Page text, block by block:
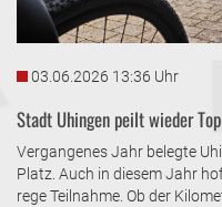
03.06.2026 13:36 Uhr
Stadt Uhingen peilt wieder
Vergangenes Jahr belegte
Platz. Auch in diesem Jahr
rege Teilnahme. Ob der